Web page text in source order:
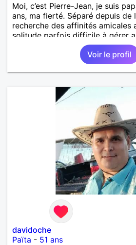
Moi, c’est Pierre-Jean, je suis
ans, ma fierté. Séparé depuis de
recherche des affinités amicales
solitude parfois difficile à gérer
vague à l’âme. L’amitié reste
importante à mes yeux mais
sentiments plus puissants. « Le
œuvre » disait Arthur
autant être trop locace. Je suis
avec très peu de défauts. Je suis
bienveillant, empathique,
respectueux, doux de caractère
laisse « glisser » beaucoup de
m’éprenez pas Mesdames, si une
j’aime me trahit une fois, il n’y
chance et je l’effacerai à « vitam
Néanmoins, je suis un tout petit
qu’impatient. J’essaye de faire
bien dramatique ! Du moins je le
homme facile à vivre. À vous si
d’apprendre à me connaître
ravi….A très bientôt je l’espère.
Voir le profil
davidoche
Païta - 51 ans